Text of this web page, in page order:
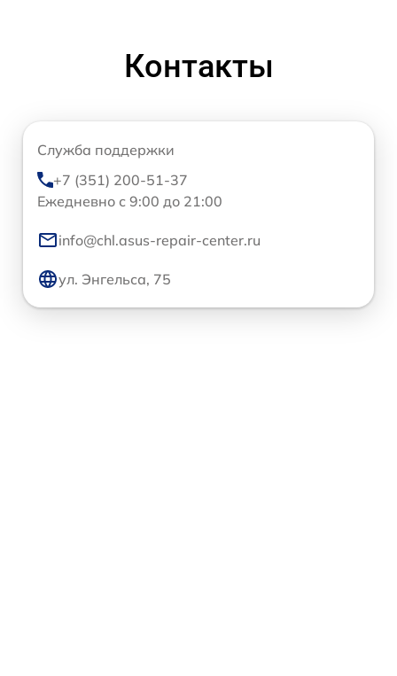
Контакты
Служба поддержки
+7 (351) 200-51-37
Ежедневно с 9:00 до 21:00
info@chl.asus-repair-center.ru
ул. Энгельса, 75